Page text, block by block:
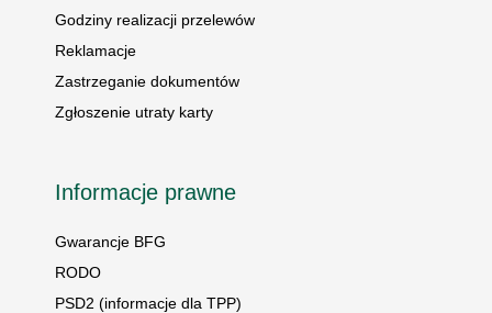
Godziny realizacji przelewów
Reklamacje
Zastrzeganie dokumentów
Zgłoszenie utraty karty
Informacje prawne
Gwarancje BFG
RODO
PSD2 (informacje dla TPP)